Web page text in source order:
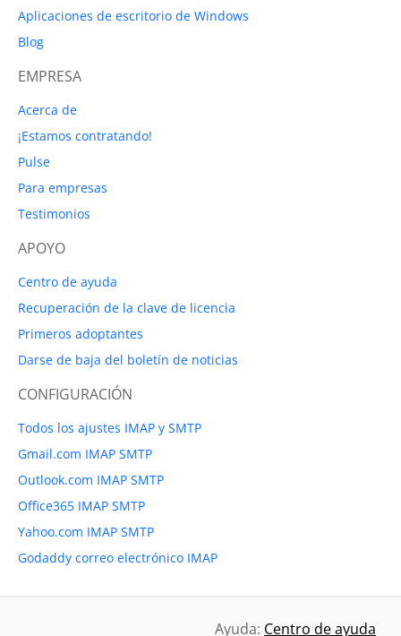
Aplicaciones de escritorio de Windows
Blog
EMPRESA
Acerca de
¡Estamos contratando!
Pulse
Para empresas
Testimonios
APOYO
Centro de ayuda
Recuperación de la clave de licencia
Primeros adoptantes
Darse de baja del boletín de noticias
CONFIGURACIÓN
Todos los ajustes IMAP y SMTP
Gmail.com IMAP SMTP
Outlook.com IMAP SMTP
Office365 IMAP SMTP
Yahoo.com IMAP SMTP
Godaddy correo electrónico IMAP
Ayuda: Centro de ayuda